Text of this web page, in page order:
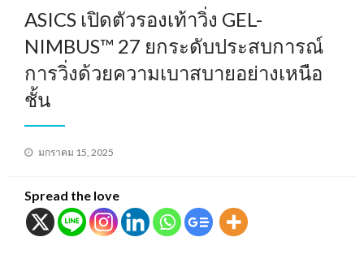
ASICS เปิดตัวรองเท้าวิ่ง GEL-
NIMBUS™ 27 ยกระดับประสบการณ์
การวิ่งด้วยความเบาสบายอย่างเหนือ
ชั้น
Posted
มกราคม 15, 2025
Spread the love